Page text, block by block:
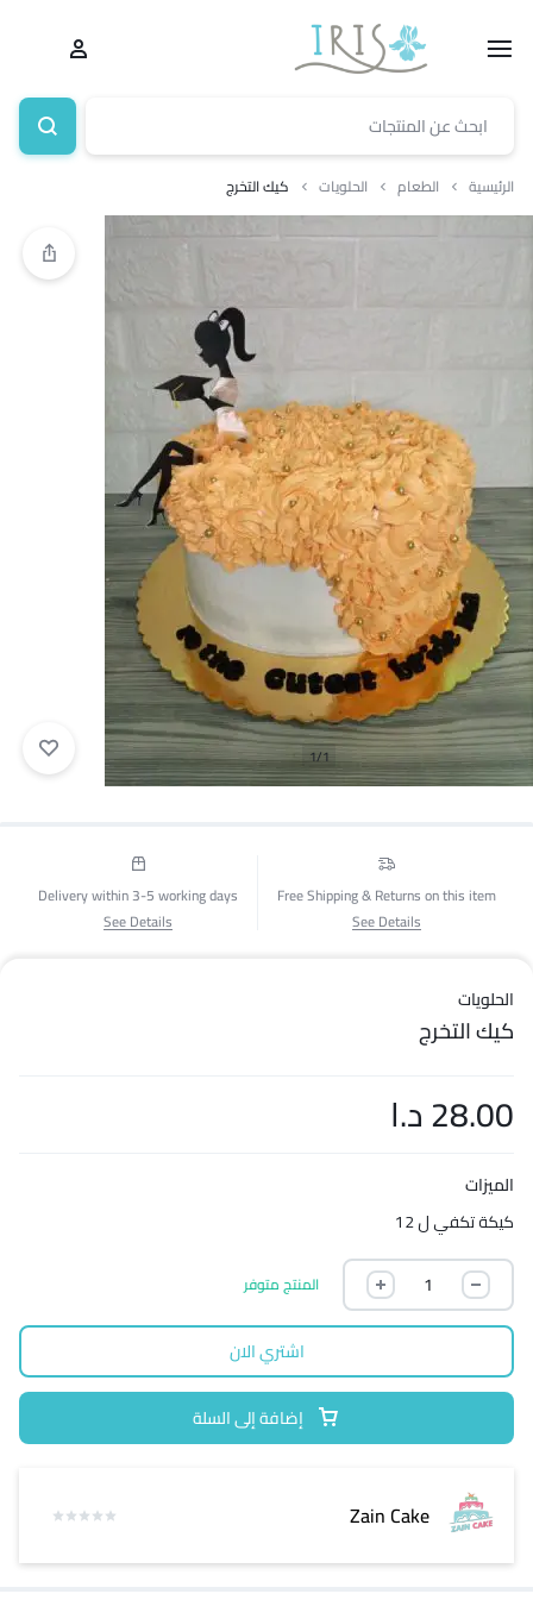
الرئيسية الطعام الحلويات كيك التخرج
1/1
Free Shipping & Returns on this item
See Details
Delivery within 3-5 working days
See Details
الحلويات
كيك التخرج
28.00د.ا
الميزات
كيكة تكفي ل 12
المنتج متوفر
إضافة إلى السلة
اشتري الان
Zain Cake